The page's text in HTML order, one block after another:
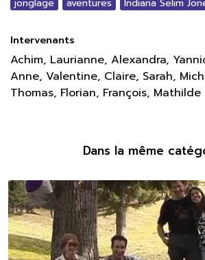
jonglage aventures Indiana Selim
Intervenants
Achim, Laurianne, Alexandra,
Anne, Valentine, Claire, Sarah,
Thomas, Florian, François, Mathilde
Dans la même